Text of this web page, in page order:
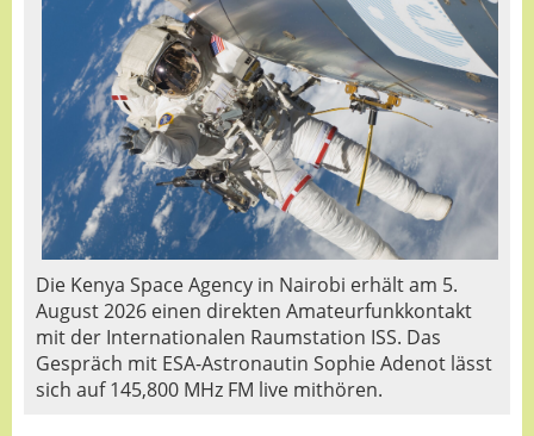
Die Kenya Space Agency in Nairobi erhält am 5.
August 2026 einen direkten Amateurfunkkontakt
mit der Internationalen Raumstation ISS. Das
Gespräch mit ESA-Astronautin Sophie Adenot lässt
sich auf 145,800 MHz FM live mithören.